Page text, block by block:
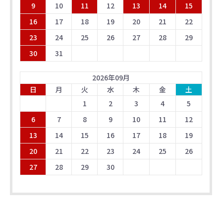
9
10 11 12 13 14
15
16
17 18 19 20 21
22
23
24 25 26 27 28
29
30
31
2026年09月
日
月 火 水 木 金
土
1
2 3 4
5
6
7 8 9 10 11
12
13
14 15 16 17 18
19
20
21 22 23 24 25
26
27
28 29 30